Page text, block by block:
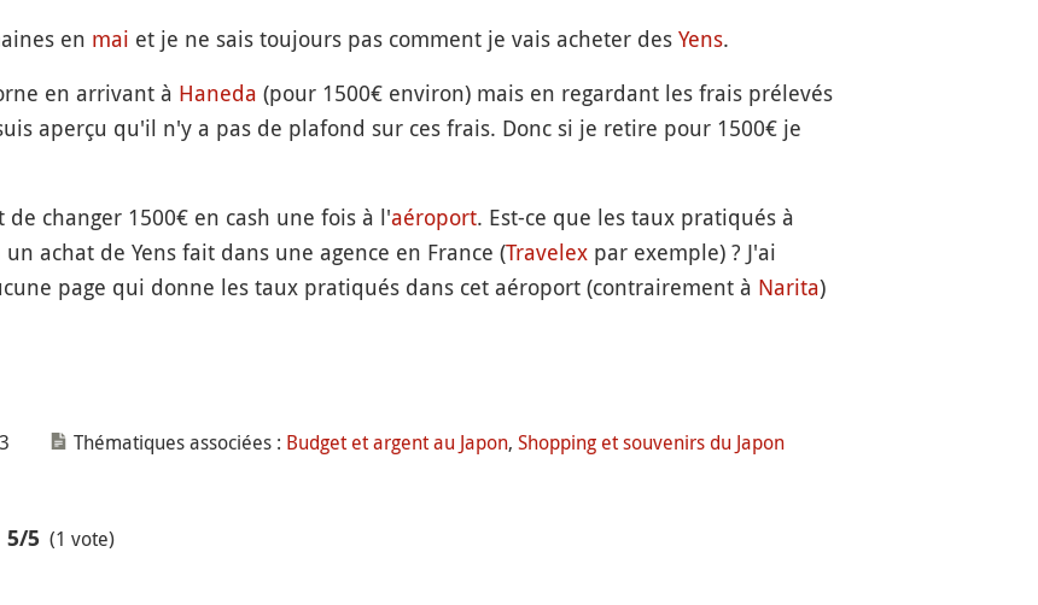
en mai et je ne sais toujours pas comment je vais acheter des Yens.
en arrivant à Haneda (pour 1500€ environ) mais en regardant les frais prélevés
aperçu qu'il n'y a pas de plafond sur ces frais. Donc si je retire pour 1500€ je
changer 1500€ en cash une fois à l'aéroport. Est-ce que les taux pratiqués à
achat de Yens fait dans une agence en France (Travelexpar exemple) ? J'ai
page qui donne les taux pratiqués dans cet aéroport (contrairement à Narita)
Thématiques associées : Budget et argent au Japon, Shopping et souvenirs du Japon
5/5 (1 vote)